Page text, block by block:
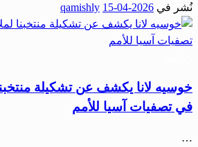
Share
نُشر في 2026-04-15
qamishly
خوسيه لانا يكشف عن تشكيلة
في تصفيات آسيا للأمم
…